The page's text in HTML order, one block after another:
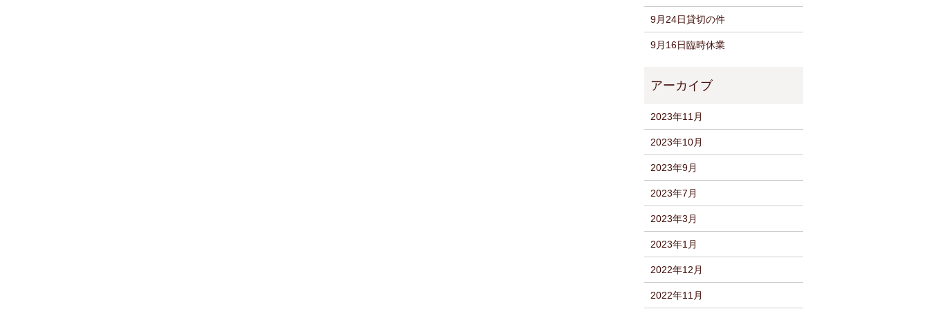
9月24日貸切の件
9月16日臨時休業
2023年11月
2023年10月
2023年9月
2023年7月
2023年3月
2023年1月
2022年12月
2022年11月